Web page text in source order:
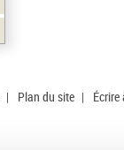
| Plan du site | Écrire